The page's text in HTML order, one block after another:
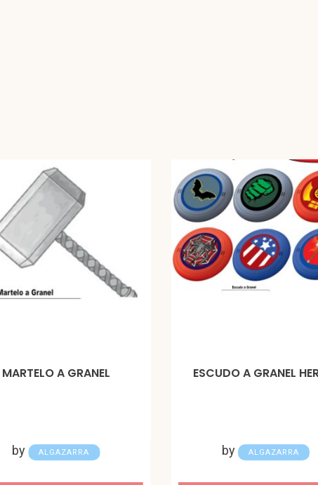
MARTELO A GRANEL
by ALGAZARRA
ESCUDO A GRANEL
by ALGAZARRA